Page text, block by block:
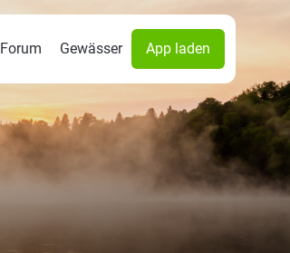
Forum Gewässer App laden